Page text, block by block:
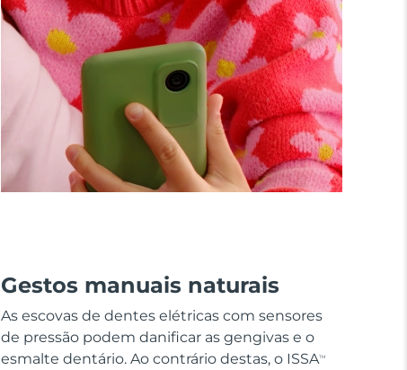
Gestos manuais naturais
As escovas de dentes elétricas com sensores
de pressão podem danificar as gengivas e o
esmalte dentário. Ao contrário destas, o ISSATM